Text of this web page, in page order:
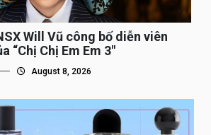
Will Vũ công bố diễn viên
“Chị Chị Em Em 3″
August 8, 2026